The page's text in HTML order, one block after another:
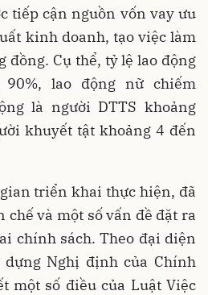
tiếp cận nguồn vốn vay ưu
kinh doanh, tạo việc làm
đồng. Cụ thể, tỷ lệ lao động
90%, lao động nữ chiếm
là người DTTS khoảng
khuyết tật khoảng 4 đến
triển khai thực hiện, đã
chế và một số vấn đề đặt ra
chính sách. Theo đại diện
Nghị định của Chính
một số điều của Luật Việc